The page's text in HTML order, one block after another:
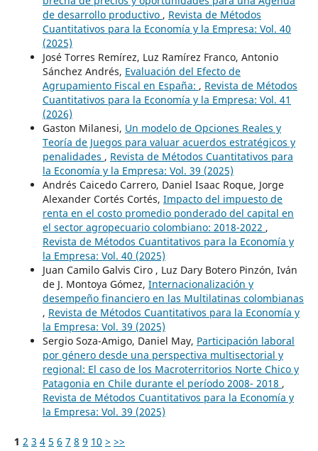
de desarrollo productivo , Revista de Métodos
Cuantitativos para la Economía y la Empresa: Vol. 40
(2025)
José Torres Remírez, Luz Ramírez Franco, Antonio
Sánchez Andrés, Evaluación del Efecto de
Agrupamiento Fiscal en España: , Revista de Métodos
Cuantitativos para la Economía y la Empresa: Vol. 41
(2026)
Gaston Milanesi, Un modelo de Opciones Reales y
Teoría de Juegos para valuar acuerdos estratégicos y
penalidades , Revista de Métodos Cuantitativos para
la Economía y la Empresa: Vol. 39 (2025)
Andrés Caicedo Carrero, Daniel Isaac Roque, Jorge
Alexander Cortés Cortés, Impacto del impuesto de
renta en el costo promedio ponderado del capital en
el sector agropecuario colombiano: 2018-2022 ,
Revista de Métodos Cuantitativos para la Economía y
la Empresa: Vol. 40 (2025)
Juan Camilo Galvis Ciro , Luz Dary Botero Pinzón, Iván
de J. Montoya Gómez, Internacionalización y
desempeño financiero en las Multilatinas colombianas
, Revista de Métodos Cuantitativos para la Economía y
la Empresa: Vol. 39 (2025)
Sergio Soza-Amigo, Daniel May, Participación laboral
por género desde una perspectiva multisectorial y
regional: El caso de los Macroterritorios Norte Chico y
Patagonia en Chile durante el período 2008- 2018 ,
Revista de Métodos Cuantitativos para la Economía y
la Empresa: Vol. 39 (2025)
1 2 3 4 5 6 7 8 9 10 > >>